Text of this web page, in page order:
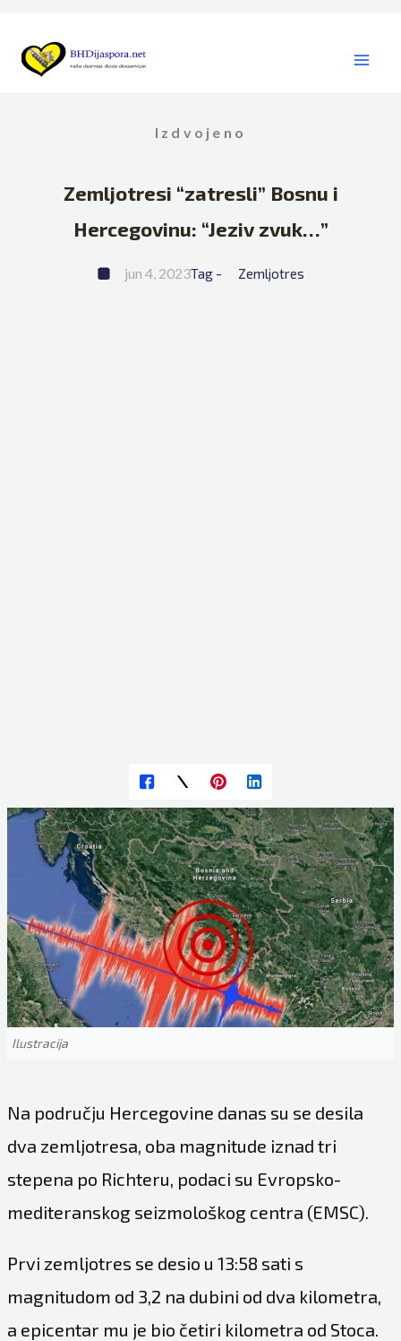
content
Izdvojeno
Zemljotresi “zatresli” Bosnu i
Hercegovinu: “Jeziv zvuk…”
jun 4, 2023Tag - Zemljotres
Ilustracija
Na području Hercegovine danas su se desila
dva zemljotresa, oba magnitude iznad tri
stepena po Richteru, podaci su Evropsko-
mediteranskog seizmološkog centra (EMSC).
Prvi zemljotres se desio u 13:58 sati s
magnitudom od 3,2 na dubini od dva kilometra,
a epicentar mu je bio četiri kilometra od Stoca.